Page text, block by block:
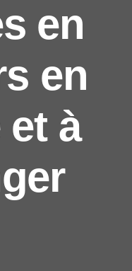
en
en
et à